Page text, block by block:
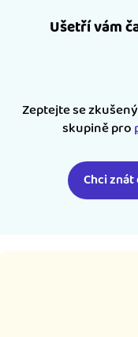
Ušetří vám
Zeptejte se
skupině pro
Chci